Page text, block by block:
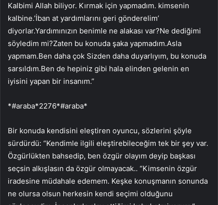
Kalbimi Allah biliyor. Kırmak için yapmadım. kimsenin
kalbine.’İban at yardımlarını geri gönderelim’
diyorlar.Yardımınızın benimle ne alakası var?Ne dediğimi
söyledim mi?Zaten bu konuda şaka yapmadım.Asla
yapmam.Ben daha çok Sizden daha duyarlıyım, bu konuda
sarsıldım.Ben de hepiniz gibi hala elinden gelenin en
iyisini yapan bir insanım.”
*#araba*2276*#araba*
Bir konuda kendisini eleştiren oyuncu, sözlerini şöyle
sürdürdü: “Kendimle ilgili eleştirebileceğim tek bir şey var.
Özgürlükten bahsedip, ben özgür olayım deyip başkası
seçsin alkışlasın da özgür olmayacak.. “Kimsenin özgür
iradesine müdahale edemem. Keşke konuşmanın sonunda
ne olursa olsun herkesin kendi seçimi olduğunu